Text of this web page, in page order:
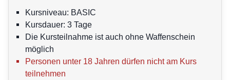
Kursniveau: BASIC
Kursdauer: 3 Tage
Die Kursteilnahme ist auch ohne Waffenschein
möglich
Personen unter 18 Jahren dürfen nicht am Kurs
teilnehmen